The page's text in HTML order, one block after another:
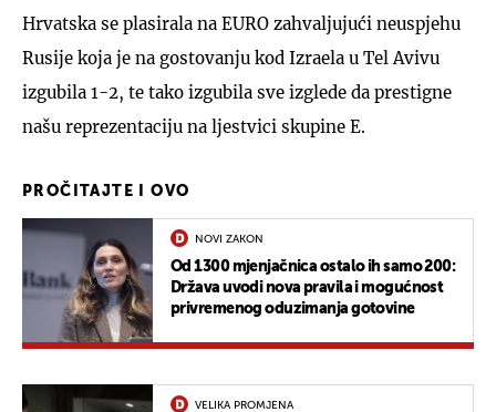
Hrvatska se plasirala na EURO zahvaljujući neuspjehu
Rusije koja je na gostovanju kod Izraela u Tel Avivu
izgubila 1-2, te tako izgubila sve izglede da prestigne
našu reprezentaciju na ljestvici skupine E.
PROČITAJTE I OVO
NOVI ZAKON
Od 1300 mjenjačnica ostalo ih samo 200:
Država uvodi nova pravila i mogućnost
privremenog oduzimanja gotovine
VELIKA PROMJENA